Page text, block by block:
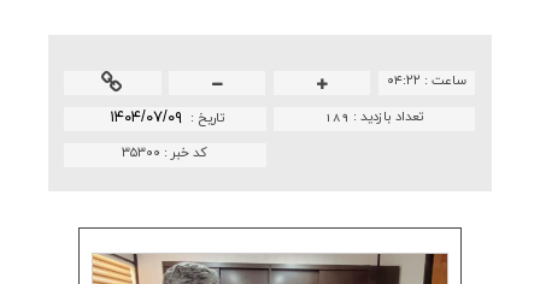
ساعت : ۰۴:۲۲
تاريخ : ۱۴۰۴/۰۷/۰۹ تعداد بازدید : 189
کد خبر : ۳۵۳۰۰